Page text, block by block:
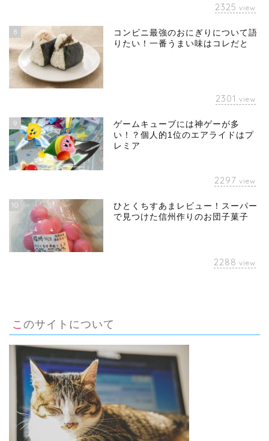
2325 view
8
コンビニ最強のおにぎりについて語
りたい！一番うまい味はコレだと
2301 view
9
ゲームキューブには神ゲーが多
い！？個人的1位のエアライドはプ
レミア
2297 view
10
ひとくちすあまレビュー！スーパー
で見つけた信州作りのお団子菓子
2288 view
このサイトについて